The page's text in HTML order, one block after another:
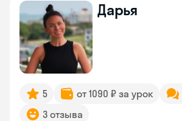
Дарья
5 от 1090 ₽ за урок
3 отзыва